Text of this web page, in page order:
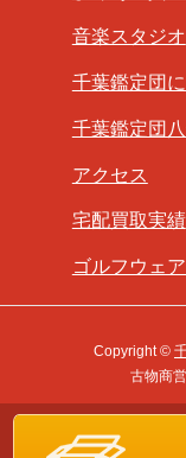
音楽スタジオ
千葉鑑定団
千葉鑑定団
アクセス
宅配買取実績
ゴルフウェ
Copyright ©
古物商